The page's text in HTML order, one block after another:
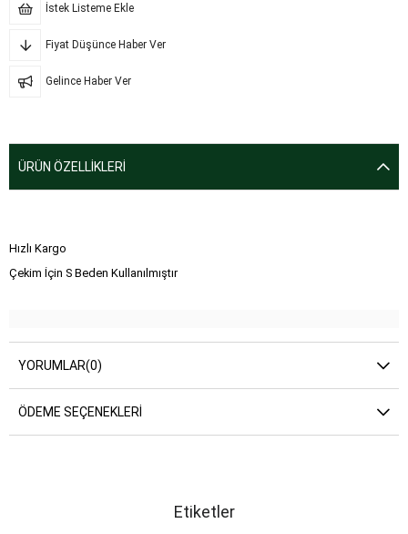
İstek Listeme Ekle
Fiyat Düşünce Haber Ver
Gelince Haber Ver
ÜRÜN ÖZELLIKLERI
Hızlı Kargo
Çekim İçin S Beden Kullanılmıştır
YORUMLAR(0)
ÖDEME SEÇENEKLERI
Etiketler